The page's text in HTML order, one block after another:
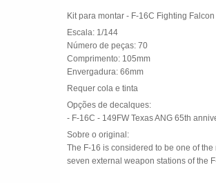
Kit para montar - F-16C Fighting
Escala: 1/144
Número de peças: 70
Comprimento: 105mm
Envergadura: 66mm
Requer cola e tinta
Opções de decalques:
- F-16C - 149FW Texas ANG 65th
Sobre o original:
The F-16 is considered to be one of
seven external weapon stations of the